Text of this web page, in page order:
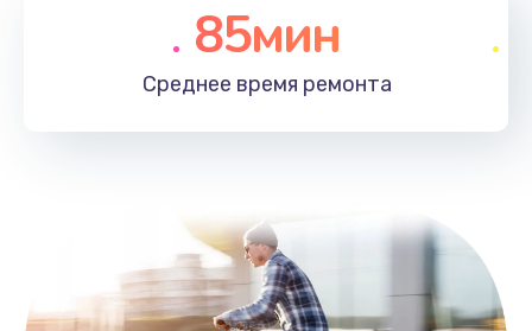
85мин
Среднее время ремонта